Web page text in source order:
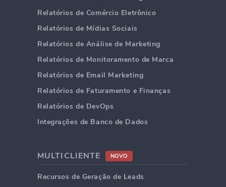
Relatórios de Comércio Eletrônico
Relatórios de Mídias Sociais
Relatórios de Análise de Marketing
Relatórios de Monitoramento de Marca
Relatórios de Email Marketing
Relatórios de Faturamento e Finanças
Relatórios de DevOps
Integrações de Banco de Dados
MULTICLIENTE NOVO
Recursos de Geração de Leads